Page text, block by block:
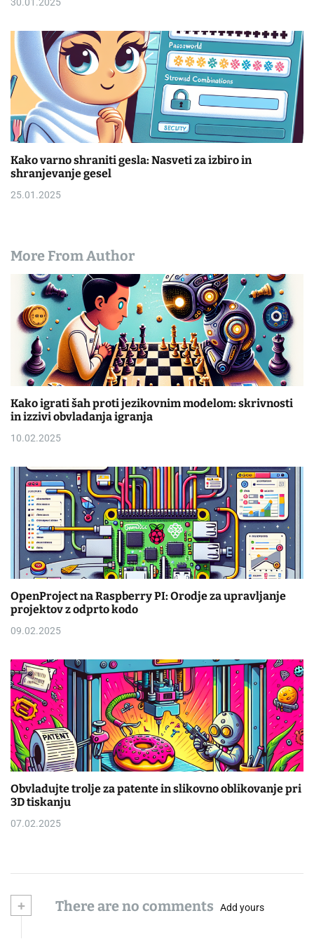
Kako varno shraniti gesla: Nasveti za izbiro in
shranjevanje gesel
25.01.2025
More From Author
Kako igrati šah proti jezikovnim modelom: skrivnosti
in izzivi obvladanja igranja
10.02.2025
OpenProject na Raspberry PI: Orodje za upravljanje
projektov z odprto kodo
09.02.2025
Obvladujte trolje za patente in slikovno oblikovanje pri
3D tiskanju
07.02.2025
+ There are no comments Add yours